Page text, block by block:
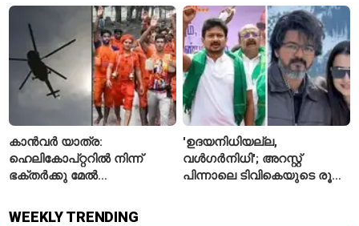
കനിമൊഴി
കാൻവർ യാത്ര:
ഹെലികോപ്റ്ററിൽ നിന്ന്
ഭക്തർക്കു മേൽ
ഉത്തർപ്രദേശ് സർക്കാർ
'ഉദയനിധിയല്ല,
വൾഗർനിധി'; അറസ്റ്റ്
പിന്നാലെ ടിവികെയുടെ രൂക്ഷ
WEEKLY TRENDING